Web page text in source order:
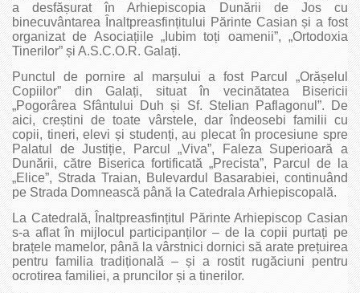
a desfășurat în Arhiepiscopia Dunării de Jos cu
binecuvântarea Înaltpreasfințitului Părinte Casian și a fost
organizat de Asociațiile „Iubim toți oamenii”, „Ortodoxia
Tinerilor” și A.S.C.O.R. Galați.
Punctul de pornire al marșului a fost Parcul „Orășelul
Copiilor” din Galați, situat în vecinătatea Bisericii
„Pogorârea Sfântului Duh și Sf. Stelian Paflagonul”. De
aici, creștini de toate vârstele, dar îndeosebi familii cu
copii, tineri, elevi și studenți, au plecat în procesiune spre
Palatul de Justiție, Parcul „Viva”, Faleza Superioară a
Dunării, către Biserica fortificată „Precista”, Parcul de la
„Elice”, Strada Traian, Bulevardul Basarabiei, continuând
pe Strada Domnească până la Catedrala Arhiepiscopală.
La Catedrală, Înaltpreasfințitul Părinte Arhiepiscop Casian
s-a aflat în mijlocul participanților – de la copii purtați pe
brațele mamelor, până la vârstnici dornici să arate prețuirea
pentru familia tradițională – și a rostit rugăciuni pentru
ocrotirea familiei, a pruncilor și a tinerilor.